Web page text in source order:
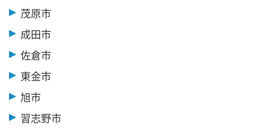
茂原市
成田市
佐倉市
東金市
旭市
習志野市